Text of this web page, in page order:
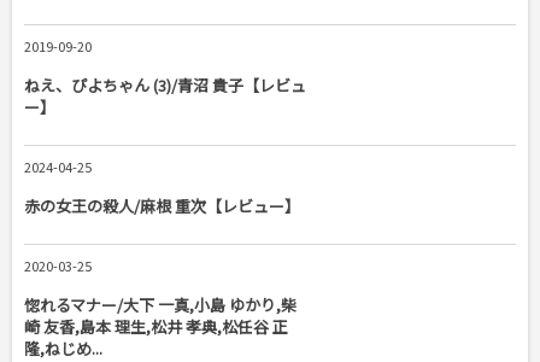
2019-09-20
ねえ、ぴよちゃん (3)/青沼 貴子【レビュ
ー】
2024-04-25
赤の女王の殺人/麻根 重次【レビュー】
2020-03-25
惚れるマナー/大下 一真,小島 ゆかり,柴
崎 友香,島本 理生,松井 孝典,松任谷 正
隆,ねじめ...